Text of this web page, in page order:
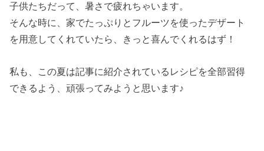
子供たちだって、暑さで疲れちゃいます。
そんな時に、家でたっぷりとフルーツを使ったデザート
を用意してくれていたら、きっと喜んでくれるはず！
私も、この夏は記事に紹介されているレシピを全部習得
できるよう、頑張ってみようと思います♪